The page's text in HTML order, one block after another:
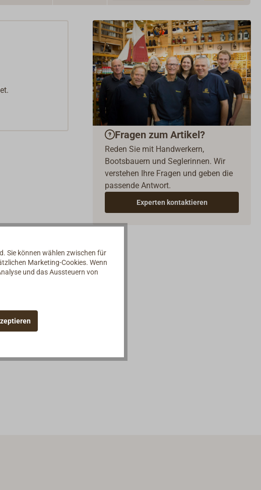
Fragen zum Artikel?
Reden Sie mit Handwerkern,
Bootsbauern und Seglerinnen. Wir
verstehen Ihre Fragen und geben die
passende Antwort.
Experten kontaktieren
Sie können wählen zwischen für
Marketing-Cookies. Wenn
und das Aussteuern von